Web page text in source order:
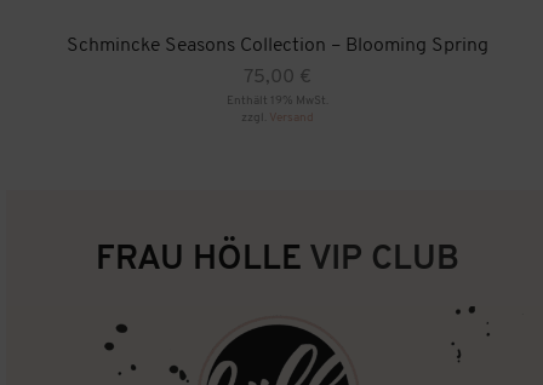
Schmincke Seasons Collection – Blooming Spring
75,00 €
Enthält 19% MwSt.
zzgl. Versand
FRAU HÖLLE VIP CLUB